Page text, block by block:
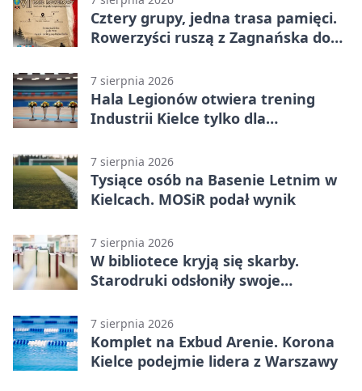
Cztery grupy, jedna trasa pamięci.
Rowerzyści ruszą z Zagnańska do
7 sierpnia 2026
Hala Legionów otwiera trening
Industrii Kielce tylko dla
7 sierpnia 2026
Tysiące osób na Basenie Letnim w
Kielcach. MOSiR podał wynik
7 sierpnia 2026
W bibliotece kryją się skarby.
Starodruki odsłoniły swoje
7 sierpnia 2026
Komplet na Exbud Arenie. Korona
Kielce podejmie lidera z Warszawy